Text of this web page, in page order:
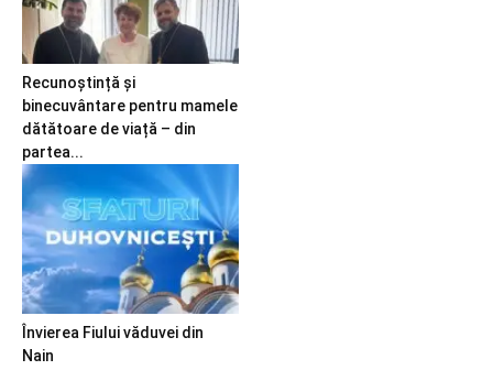
Recunoștință și
binecuvântare pentru mamele
dătătoare de viață – din
partea...
Învierea Fiului văduvei din
Nain